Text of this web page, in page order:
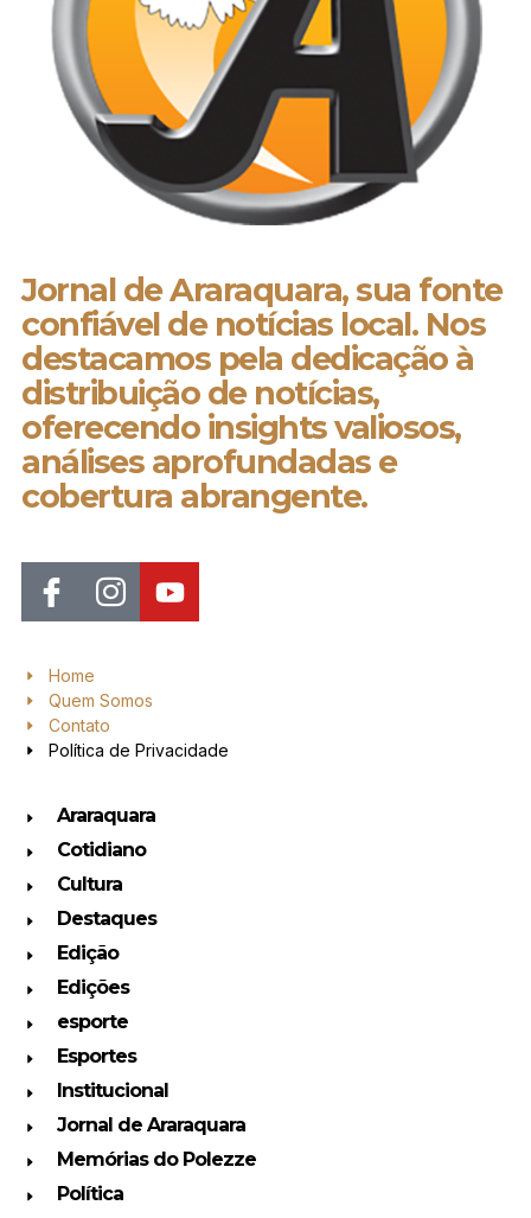
Jornal de Araraquara, sua fonte
confiável de notícias local. Nos
destacamos pela dedicação à
distribuição de notícias,
oferecendo insights valiosos,
análises aprofundadas e
cobertura abrangente.
Home
Quem Somos
Contato
Política de Privacidade
Araraquara
Cotidiano
Cultura
Destaques
Edição
Edições
esporte
Esportes
Institucional
Jornal de Araraquara
Memórias do Polezze
Política